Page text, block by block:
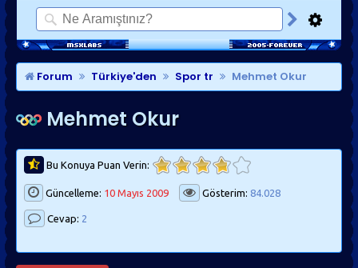
GÜNLÜKLER
SON MESAJLAR
KISAYOLLAR
Forum Türkiye'den Spor tr Mehmet Okur
Mehmet Okur
Bu Konuya Puan Verin:
Güncelleme: 10 Mayıs 2009 Gösterim: 84.028
Cevap: 2